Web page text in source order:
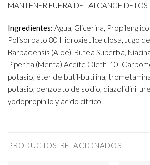
MANTENER FUERA DEL ALCANCE DE LOS
Ingredientes: Agua, Glicerina,
Polisorbato 80 Hidroxietilcelulosa, Jugo
Barbadensis (Aloe), Butea Superba,
Piperita (Menta) Aceite Oleth-10,
potasio, éter de butil-butilina,
potasio, benzoato de sodio, diazolidinil
yodopropinilo y ácido cítrico.
PRODUCTOS RELACIONADOS